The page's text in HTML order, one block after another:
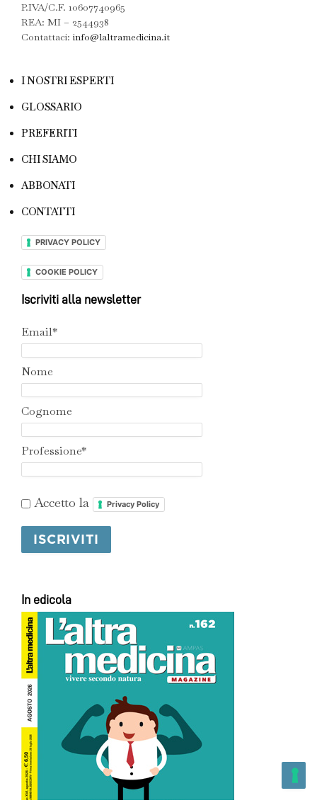
P.IVA/C.F. 10607740965
REA: MI – 2544938
Contattaci: info@laltramedicina.it
I NOSTRI ESPERTI
GLOSSARIO
PREFERITI
CHI SIAMO
ABBONATI
CONTATTI
PRIVACY POLICY
COOKIE POLICY
Iscriviti alla newsletter
Email*
Nome
Cognome
Professione*
Accetto la Privacy Policy
In edicola